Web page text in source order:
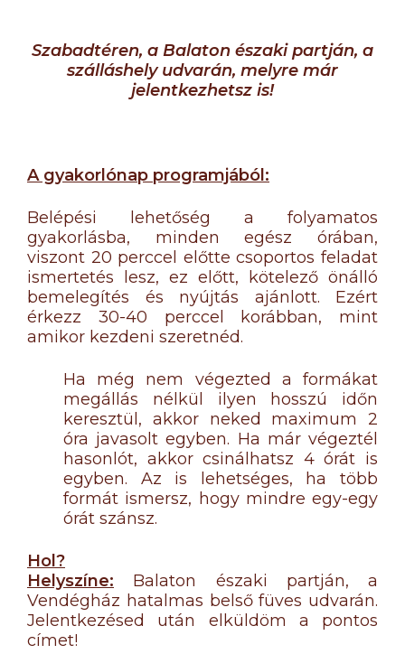
Szabadtéren, a Balaton északi partján, a
szálláshely udvarán, melyre már
jelentkezhetsz is!
A gyakorlónap programjából:
Belépési lehetőség a folyamatos
gyakorlásba, minden egész órában,
viszont 20 perccel előtte csoportos feladat
ismertetés lesz, ez előtt, kötelező önálló
bemelegítés és nyújtás ajánlott. Ezért
érkezz 30-40 perccel korábban, mint
amikor kezdeni szeretnéd.
Ha még nem végezted a formákat
megállás nélkül ilyen hosszú időn
keresztül, akkor neked maximum 2
óra javasolt egyben. Ha már végeztél
hasonlót, akkor csinálhatsz 4 órát is
egyben. Az is lehetséges, ha több
formát ismersz, hogy mindre egy-egy
órát szánsz.
Hol?
Helyszíne: Balaton északi partján, a
Vendégház hatalmas belső füves udvarán.
Jelentkezésed után elküldöm a pontos
címet!